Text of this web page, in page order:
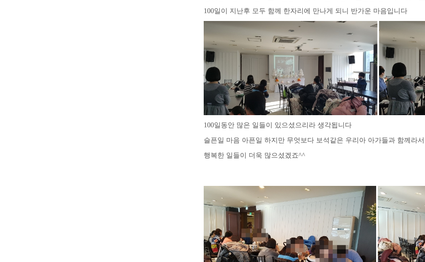
100일이 지난후 모두 함께 한자리에 만나게 되니 반가운 마음입니다
100일동안 많은 일들이 있으셨으리라 생각됩니다
슬픈일 마음 아픈일 하지만 무엇보다 보석같은 우리아 아가들과 함께라서
행복한 일들이 더욱 많으셨겠죠^^